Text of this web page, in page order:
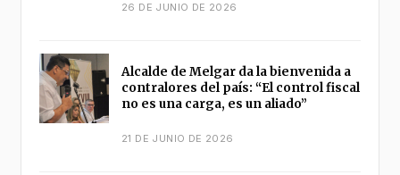
26 DE JUNIO DE 2026
Alcalde de Melgar da la bienvenida a
contralores del país: “El control fiscal
no es una carga, es un aliado”
21 DE JUNIO DE 2026